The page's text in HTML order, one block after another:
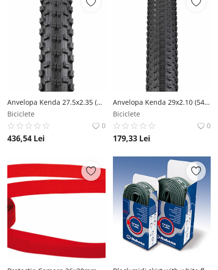
Anvelopa Kenda 27.5x2.35 (58-584) Gravity Enduro Nevegal DTC-DH LGC 120Tpi Kenda
Biciclete
0
436,54 Lei
Anvelopa Kenda 29x2.10 (54-622) Cross Country Small Block 8 DTC 60 TPI Kenda
Biciclete
0
179,33 Lei